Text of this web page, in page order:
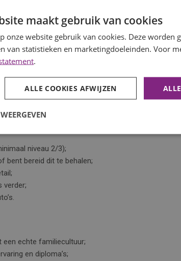
met jouw uitstekende service;
het team sterker te maken;
blijft.
in West-Friesland waar een nuchtere werksfeer
en de werkplaats is uitgerust met
krijgt en waar jouw bijdrage echt wordt
niveau 2/3);
bent bereid dit te behalen;
verder;
een echte familiecultuur;
en diploma’s;
maakt gebruik van cookies
onze website gebruik van cookies. Deze worden
van statistieken en marketingdoeleinden. Voor
.
ALLE COOKIES AFWIJZEN